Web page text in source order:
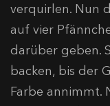
verquirlen. Nun
auf vier
darüber geben.
backen, bis der
Farbe annimmt.